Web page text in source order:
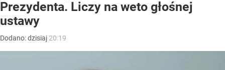
Prezydenta. Liczy na weto głośnej
ustawy
Dodano:dzisiaj 20:19